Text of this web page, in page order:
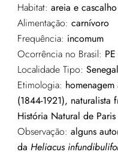
Habitat: areia e cascalho
Alimentação: carnívoro
Frequência: incomum
Ocorrência no Brasil:
Localidade Tipo: Senegal
Etimologia:
(1844-1921),
História Natural de
Observação: alguns
da Heliacus